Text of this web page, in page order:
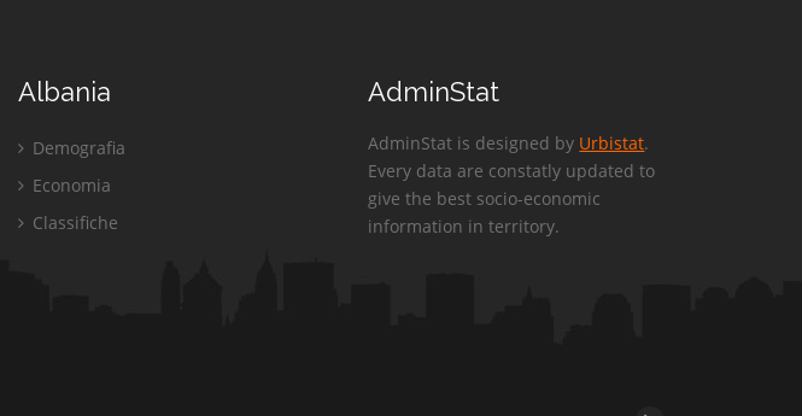
Albania
Demografia
Economia
Classifiche
AdminStat
AdminStat is designed by Urbistat.
Every data are constatly updated to
give the best socio-economic
information in territory.